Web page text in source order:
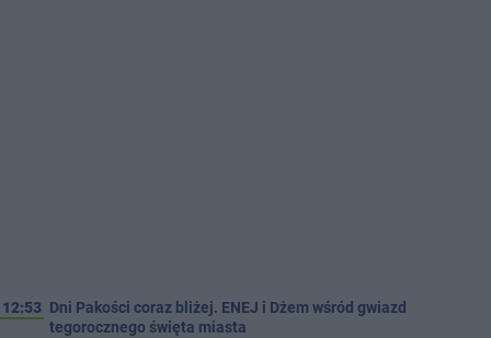
12:53 Dni Pakości coraz bliżej. ENEJ i Dżem wśród gwiazd
tegorocznego święta miasta